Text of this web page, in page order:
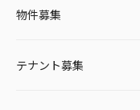
物件募集
テナント募集